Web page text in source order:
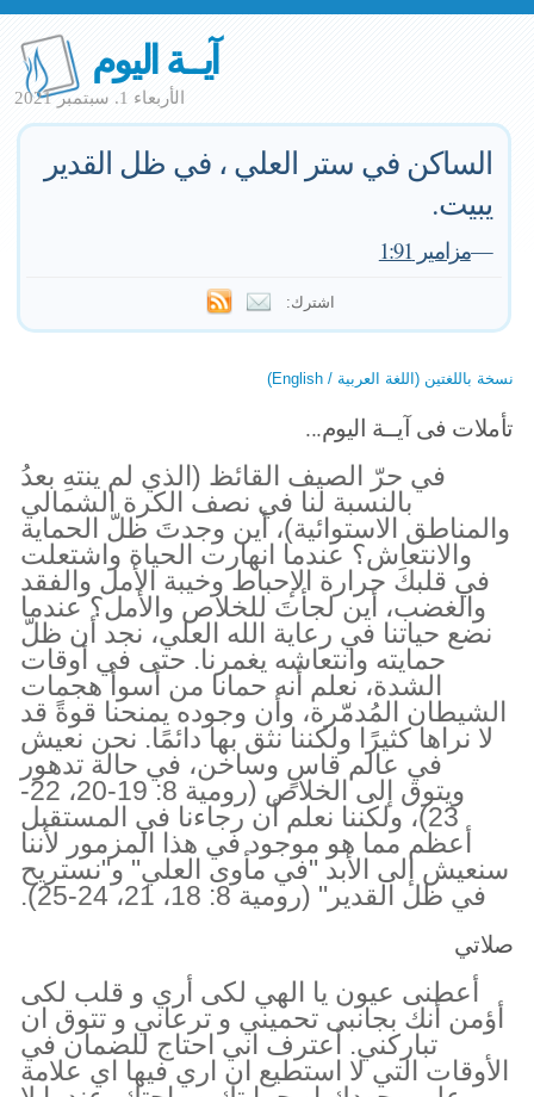
آيــة اليوم
الأربعاء 1. سبتمبر 2021
الساكن في ستر العلي ، في ظل القدير
يبيت.
—مزامير 1:91
اشترك:
نسخة باللغتين (اللغة العربية / English)
تأملات فى آيــة اليوم...
في حرّ الصيف القائظ (الذي لم ينتهِ بعدُ
بالنسبة لنا في نصف الكرة الشمالي
والمناطق الاستوائية)، أين وجدتَ ظلّ الحماية
والانتعاش؟ عندما انهارت الحياة واشتعلت
في قلبكَ حرارة الإحباط وخيبة الأمل والفقد
والغضب، أين لجأتَ للخلاص والأمل؟ عندما
نضع حياتنا في رعاية الله العلي، نجد أن ظلّ
حمايته وانتعاشه يغمرنا. حتى في أوقات
الشدة، نعلم أنه حمانا من أسوأ هجمات
الشيطان المُدمّرة، وأن وجوده يمنحنا قوةً قد
لا نراها كثيرًا ولكننا نثق بها دائمًا. نحن نعيش
في عالم قاسٍ وساخن، في حالة تدهور
ويتوق إلى الخلاص (رومية 8: 19-20، 22-
23)، ولكننا نعلم أن رجاءنا في المستقبل
أعظم مما هو موجود في هذا المزمور لأننا
سنعيش إلى الأبد "في مأوى العلي" و"نستريح
في ظل القدير" (رومية 8: 18، 21، 24-25).
صلاتي
أعطنى عيون يا الهي لكى أري و قلب لكى
أؤمن أنك بجانبى تحميني و ترعاني و تتوق ان
تباركني. أعترف اني احتاج للضمان في
الأوقات التي لا استطيع ان اري فيها اي علامة